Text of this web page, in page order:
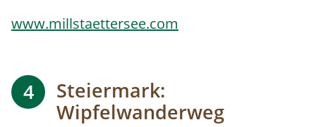
www.millstaettersee.com
4
Steiermark:
Wipfelwanderweg